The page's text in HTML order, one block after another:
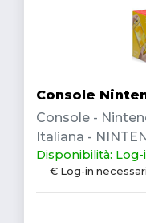
Console
Console -
Italiana -
Disponibilità: Log-
€ Log-in